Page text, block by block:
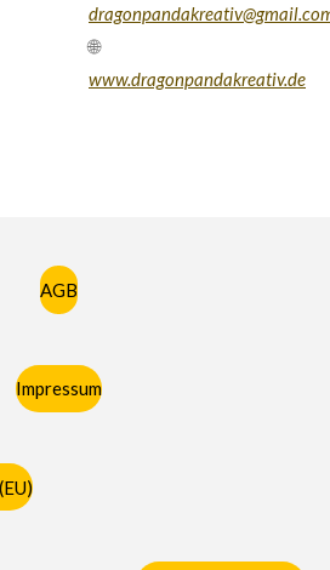
🌐
www.dragonpandakreativ.de
AGB
Impressum